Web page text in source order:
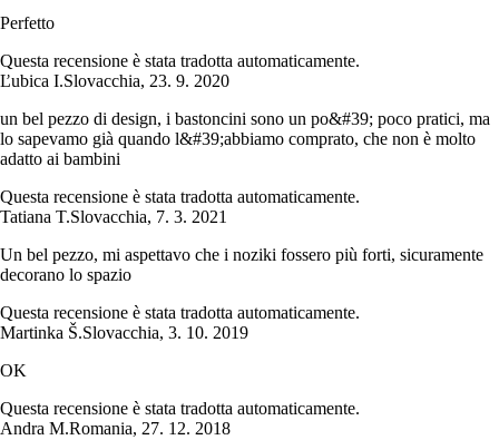
Perfetto
Questa recensione è stata tradotta automaticamente.
Ľubica I.Slovacchia, 23. 9. 2020
un bel pezzo di design, i bastoncini sono un po&#39; poco pratici, ma
lo sapevamo già quando l&#39;abbiamo comprato, che non è molto
adatto ai bambini
Questa recensione è stata tradotta automaticamente.
Tatiana T.Slovacchia, 7. 3. 2021
Un bel pezzo, mi aspettavo che i noziki fossero più forti, sicuramente
decorano lo spazio
Questa recensione è stata tradotta automaticamente.
Martinka Š.Slovacchia, 3. 10. 2019
OK
Questa recensione è stata tradotta automaticamente.
Andra M.Romania, 27. 12. 2018